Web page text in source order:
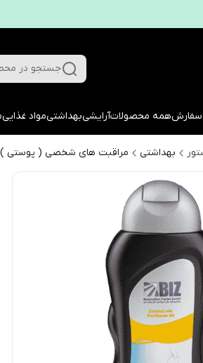
جستجو در
سفارشهمه محصولاتآرایشیبهداشتیمواد غذایی
بهداشتی مراقبت های شخصی ( پوستی )